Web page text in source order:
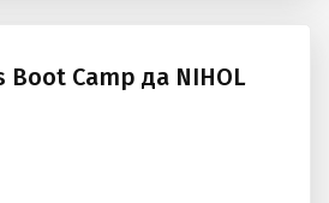
Boot Camp да NIHOL